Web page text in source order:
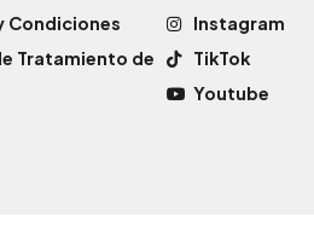
Condiciones
Tratamiento de
Instagram
TikTok
Youtube